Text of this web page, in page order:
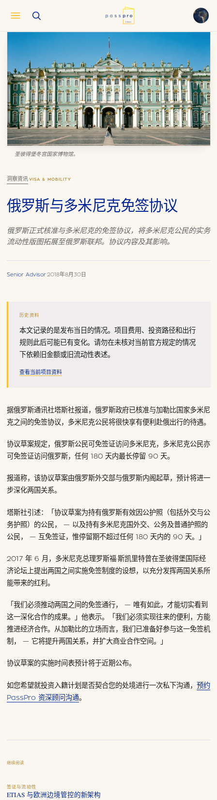
FR Français
RU Русский
ZH 中文
TR Türkçe
洞察资讯·VISA & MOBILITY
俄罗斯与多米尼克免签协议
俄罗斯正式核准与多米尼克的免签协议，将多米尼克公民的实务
流动性版图拓展至俄罗斯联邦。协议内容及其影响。
Senior Advisor·2018年8月30日
圣彼得堡冬宫国家博物馆。
历史资料
本文记录的是发布当日的情况。项目费用、投资路径和出行
规则此后可能已有变化。请勿在未核对当前官方规定的情况
下依赖旧金额或旧流动性表述。
查看当前项目资料
据俄罗斯通讯社塔斯社报道，俄罗斯政府已核准与加勒比国家多米尼
克之间的免签协议，多米尼克公民将很快享有便利赴俄出行的待遇。
协议草案规定，俄罗斯公民可免签证访问多米尼克，多米尼克公民亦
可免签证访问俄罗斯，任何 180 天内最长停留 90 天。
报道称，该协议草案由俄罗斯外交部与俄罗斯内阁起草，预计将进一
步深化两国关系。
塔斯社引述：「协议草案为持有俄罗斯有效因公护照（包括外交与公
务护照）的公民， — 以及持有多米尼克国外交、公务及普通护照的
公民， — 互免签证，惟停留期不超过任何 180 天内的 90 天。」
2017 年 6 月，多米尼克总理罗斯福·斯凯里特曾在圣彼得堡国际经
济论坛上提出两国之间实施免签制度的设想，以充分发挥两国关系所
能带来的红利。
「我们必须推动两国之间的免签通行， — 唯有如此，才能切实看到
这一深化合作的成果。」他表示。「我们必须实现往来的便利，方能
推进经济合作。从加勒比的立场而言，我们已准备好参与这一免签机
制， — 它将提升两国关系，并扩大商业合作空间。」
协议草案的实施时间表预计将于近期公布。
如您希望就投资入籍计划是否契合您的处境进行一次私下沟通， 预约
PassPro 资深顾问沟通。
继续阅读
签证与流动性
ETIAS 与欧洲边境管控的新架构